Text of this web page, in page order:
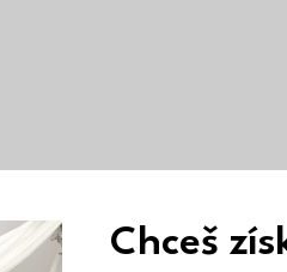
Chceš